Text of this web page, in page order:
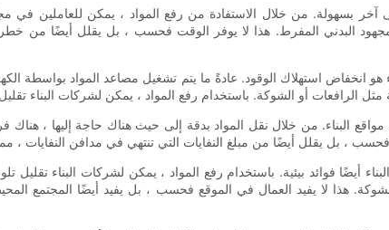
آخر بسهولة. من خلال الاستفادة من رفع المواد ، يمكن للعاملين
البدني المفرط. هذا لا يوفر الوقت فحسب ، بل يقلل أيضًا من
هو انخفاض استهلاك الوقود. عادةً ما يتم تشغيل مصاعد المواد بواسطة
البناء. من خلال نقل المواد بدقة إلى حيث هناك حاجة إليها ، هناك
أيضًا فوائد بيئية. باستخدام رفع المواد ، يمكن لشركات البناء
هذا لا يفيد العمال في الموقع فحسب ، بل يفيد أيضًا المجتمع